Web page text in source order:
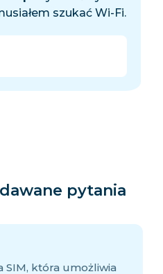
szukać Wi-Fi.
pytania
SIM, która umożliwia